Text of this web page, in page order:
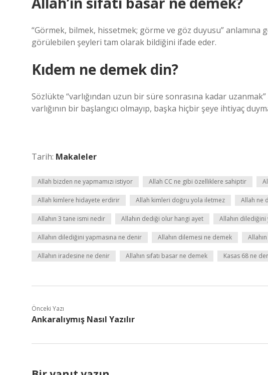
“Görmek, bilmek, hissetmek; görme ve göz duyusu” anlamına
görülebilen şeyleri tam olarak bildiğini ifade eder.
Kıdem ne demek din?
Sözlükte “varlığından uzun bir süre sonrasına kadar uzanmak”
varlığının bir başlangıcı olmayıp, başka hiçbir şeye ihtiyaç
Tarih: Makaleler
Allah bizden ne yapmamızı istiyor Allah CC ne gibi özelliklere sahiptir
Allah kimlere hidayete erdirir Allah kimleri doğru yola iletmez Allah ne
Allahın 3 tane ismi nedir Allahın dediği olur hangi ayet Allahın dilediğini
Allahın dilediğini yapmasına ne denir Allahın dilemesi ne demek
Allahın iradesine ne denir Allahın sıfatı basar ne demek Kasas 68 ne
Önceki Yazı
Ankaralıymış Nasıl Yazılır